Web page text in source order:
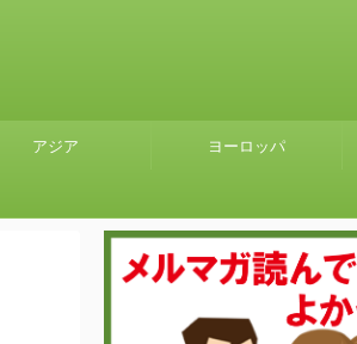
アジア ヨーロッパ